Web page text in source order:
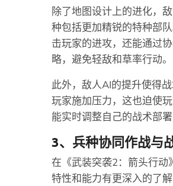
除了地图设计上的进化，
种包括更加精锐的特种部
击玩家的进攻，还能通过
略，避免轻敌和草率行动。
此外，敌人AI的提升使得
玩家施加压力，这也迫使
能实时调整自己的战术部
3、兵种协同作战与
在《武装突袭2：箭头行动
特性和能力有更深入的了